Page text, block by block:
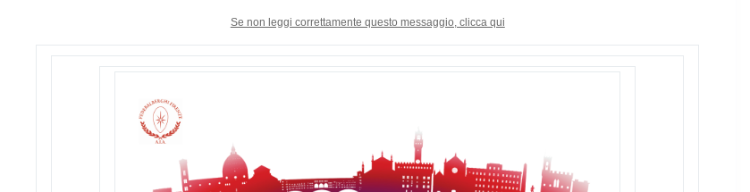
Se non leggi correttamente questo messaggio, clicca qui